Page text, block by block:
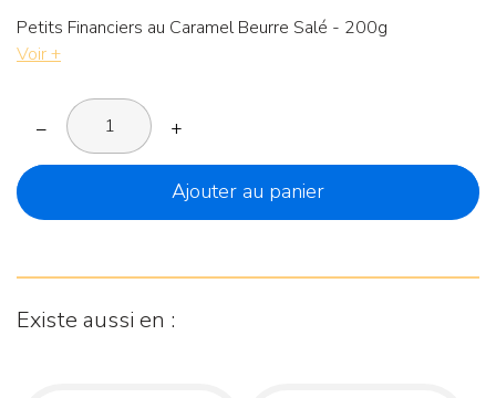
Petits Financiers au Caramel Beurre Salé - 200g
Voir +
– +
Ajouter au panier
Existe aussi en :